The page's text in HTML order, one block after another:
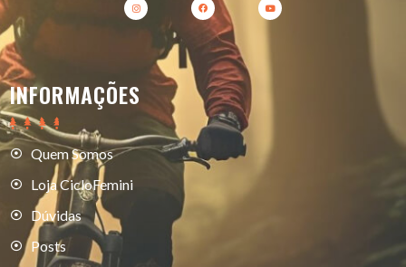
INFORMAÇÕES
Quem Somos
Loja CicloFemini
Dúvidas
Posts